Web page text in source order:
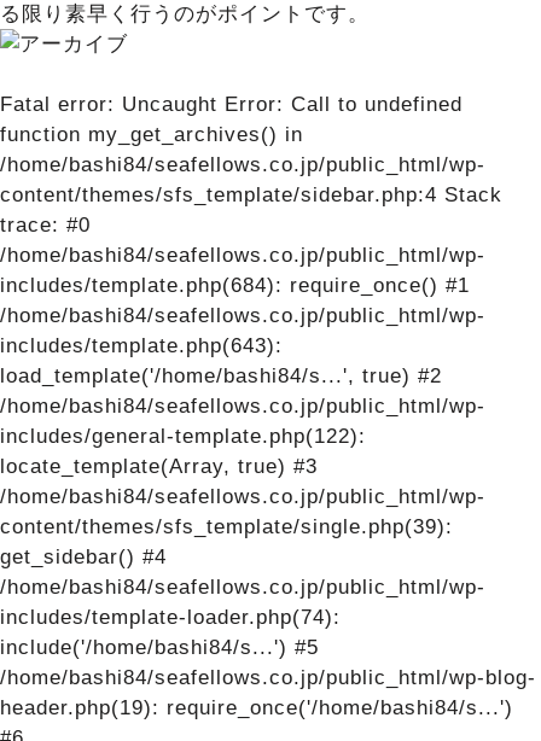
る限り素早く行うのがポイントです。
Fatal error: Uncaught Error: Call to undefined
function my_get_archives() in
/home/bashi84/seafellows.co.jp/public_html/wp-
content/themes/sfs_template/sidebar.php:4 Stack
trace: #0
/home/bashi84/seafellows.co.jp/public_html/wp-
includes/template.php(684): require_once() #1
/home/bashi84/seafellows.co.jp/public_html/wp-
includes/template.php(643):
load_template('/home/bashi84/s...', true) #2
/home/bashi84/seafellows.co.jp/public_html/wp-
includes/general-template.php(122):
locate_template(Array, true) #3
/home/bashi84/seafellows.co.jp/public_html/wp-
content/themes/sfs_template/single.php(39):
get_sidebar() #4
/home/bashi84/seafellows.co.jp/public_html/wp-
includes/template-loader.php(74):
include('/home/bashi84/s...') #5
/home/bashi84/seafellows.co.jp/public_html/wp-blog-
header.php(19): require_once('/home/bashi84/s...')